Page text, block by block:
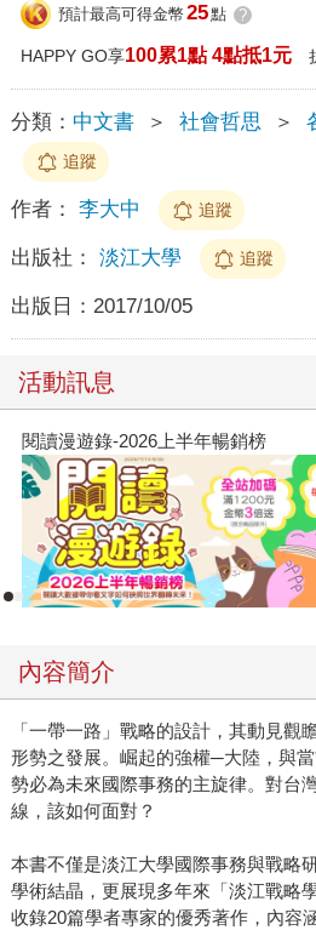
預計最高可得金幣 25點 ?
HAPPY GO享100累1點 4點抵1元
分類： 中文書 ＞ 社會哲思 ＞
追蹤
作者： 李大中 追蹤
出版社： 淡江大學 追蹤
出版日： 2017/10/05
活動訊息
閱讀漫遊錄-2026上半年暢銷榜
內容簡介
「一帶一路」戰略的設計，其動見觀
形勢之發展。崛起的強權─大陸，與
勢必為未來國際事務的主旋律。對台
線，該如何面對？
本書不僅是淡江大學國際事務與戰略
學術結晶，更展現多年來「淡江戰略
收錄20篇學者專家的優秀著作，內容